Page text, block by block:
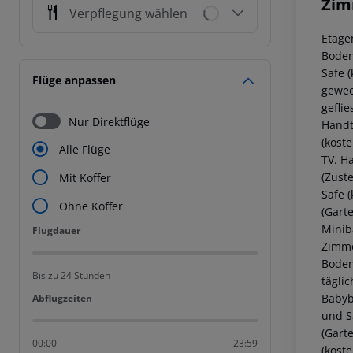
Verpflegung wählen
Flüge anpassen
Nur Direktflüge
Alle Flüge
Mit Koffer
Ohne Koffer
Flugdauer
Flugdauer
Bis zu 24 Stunden
Abflugzeiten
Abflugzeiten
00:00 23:59
Safe
TV.
Safe
und